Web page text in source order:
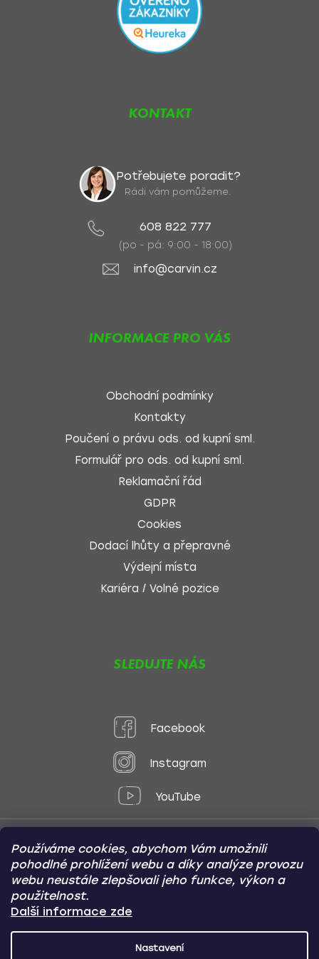
Používáme cookies, abychom Vám umožnili
pohodlné prohlížení webu a díky analýze provozu
webu neustále zlepšovali jeho funkce, výkon a
použitelnost.
Další informace zde
Nastavení
KONTAKT
Potřebujete poradit?
Rádi vám pomůžeme.
608 822 777
(po - pá: 9:00 - 18:00)
info@carvin.cz
INFORMACE PRO VÁS
Obchodní podmínky
Kontakty
Poučení o právu ods. od kupní sml.
Formulář pro ods. od kupní sml.
Reklamační řád
GDPR
Cookies
Dodací lhůty a přepravné
Výdejní místa
Kariéra / Volné pozice
SLEDUJTE NÁS
Facebook
Instagram
YouTube
Způsoby platby:
Online
Převod
Dobírka